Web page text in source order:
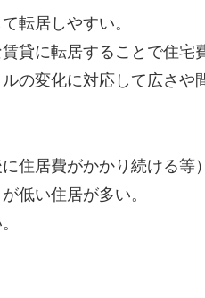
居しやすい。
転居することで住宅費
化に対応して広さや
居費がかかり続ける等）
い住居が多い。